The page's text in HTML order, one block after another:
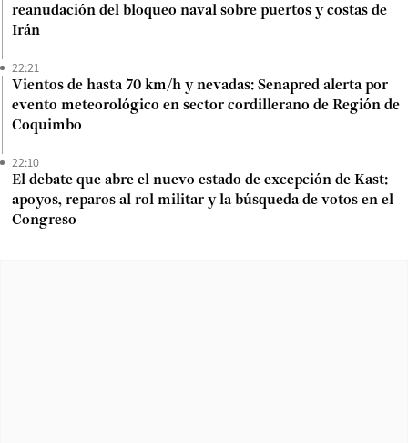
reanudación del bloqueo naval sobre puertos y costas de
Irán
22:21
Vientos de hasta 70 km/h y nevadas: Senapred alerta por
evento meteorológico en sector cordillerano de Región de
Coquimbo
22:10
El debate que abre el nuevo estado de excepción de Kast:
apoyos, reparos al rol militar y la búsqueda de votos en el
Congreso